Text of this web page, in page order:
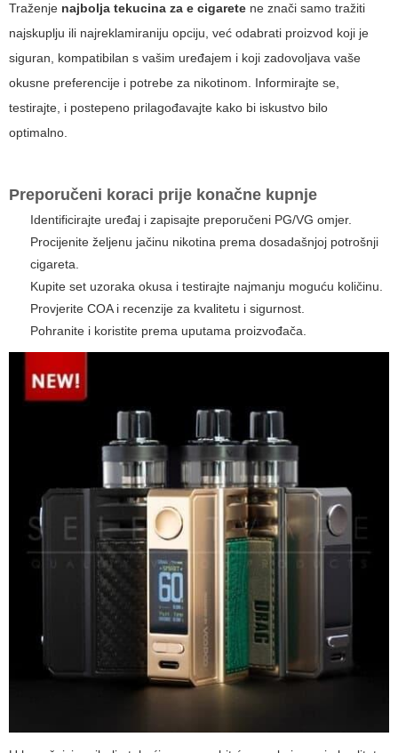
Traženje najbolja tekucina za e cigarete ne znači samo tražiti
najskuplju ili najreklamiraniju opciju, već odabrati proizvod koji je
siguran, kompatibilan s vašim uređajem i koji zadovoljava vaše
okusne preferencije i potrebe za nikotinom. Informirajte se,
testirajte, i postepeno prilagođavajte kako bi iskustvo bilo
optimalno.
Preporučeni koraci prije konačne kupnje
Identificirajte uređaj i zapisajte preporučeni PG/VG omjer.
Procijenite željenu jačinu nikotina prema dosadašnjoj potrošnji
cigareta.
Kupite set uzoraka okusa i testirajte najmanju moguću količinu.
Provjerite COA i recenzije za kvalitetu i sigurnost.
Pohranite i koristite prema uputama proizvođača.